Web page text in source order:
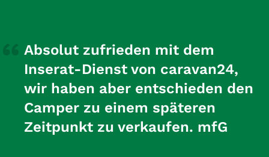
Absolut zufrieden mit dem
Inserat-Dienst von caravan24,
wir haben aber entschieden den
Camper zu einem späteren
Zeitpunkt zu verkaufen. mfG